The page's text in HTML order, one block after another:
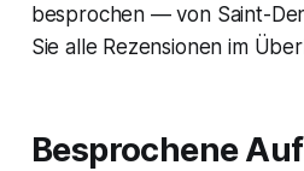
besprochen — von Saint-
Sie alle Rezensionen im
Besprochene